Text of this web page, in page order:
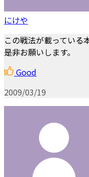
にけや
この戦法が載っている
是非お願いします。
Good
2009/03/19